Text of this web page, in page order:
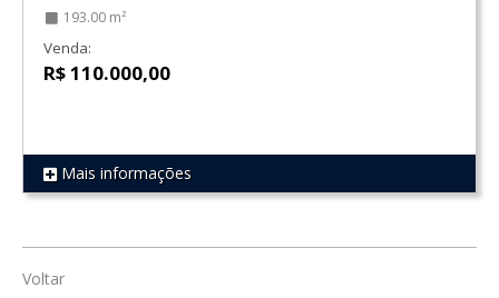
REF 1773
193.00 m²
Venda:
R$ 110.000,00
Mais informações
Voltar